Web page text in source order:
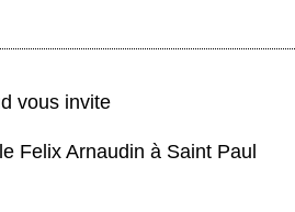
vous invite
Felix Arnaudin à Saint Paul